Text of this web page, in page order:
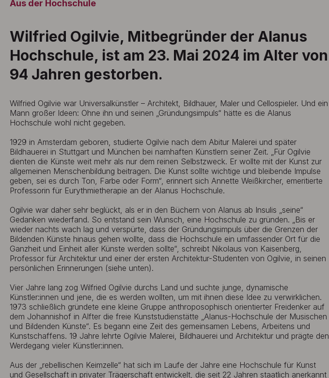
Aus der Hochschule
Wilfried Ogilvie, Mitbegründer der Alanus
Hochschule, ist am 23. Mai 2024 im Alter von
94 Jahren gestorben.
Wilfried Ogilvie war Universalkünstler – Architekt, Bildhauer, Maler und Cellospieler. Und ein
Mann großer Ideen: Ohne ihn und seinen „Gründungsimpuls“ hätte es die Alanus
Hochschule wohl nicht gegeben.
1929 in Amsterdam geboren, studierte Ogilvie nach dem Abitur Malerei und später
Bildhauerei in Stuttgart und München bei namhaften Künstlern seiner Zeit. „Für Ogilvie
dienten die Künste weit mehr als nur dem reinen Selbstzweck. Er wollte mit der Kunst zur
allgemeinen Menschenbildung beitragen. Die Kunst sollte wichtige und bleibende Impulse
geben, sei es durch Ton, Farbe oder Form“, erinnert sich Annette Weißkircher, emeritierte
Professorin für Eurythmietherapie an der Alanus Hochschule.
Ogilvie war daher sehr beglückt, als er in den Büchern von Alanus ab Insulis „seine“
Gedanken wiederfand. So entstand sein Wunsch, eine Hochschule zu gründen. „Bis er
wieder nachts wach lag und verspürte, dass der Gründungsimpuls über die Grenzen der
Bildenden Künste hinaus gehen wollte, dass die Hochschule ein umfassender Ort für die
Ganzheit und Einheit aller Künste werden sollte“, schreibt Nikolaus von Kaisenberg,
Professor für Architektur und einer der ersten Architektur-Studenten von Ogilvie, in seinen
persönlichen Erinnerungen (siehe unten).
Vier Jahre lang zog Wilfried Ogilvie durchs Land und suchte junge, dynamische
Künstler:innen und jene, die es werden wollten, um mit ihnen diese Idee zu verwirklichen.
1973 schließlich gründete eine kleine Gruppe anthroposophisch orientierter Freidenker auf
dem Johannishof in Alfter die freie Kunststudienstätte „Alanus-Hochschule der Musischen
und Bildenden Künste“. Es begann eine Zeit des gemeinsamen Lebens, Arbeitens und
Kunstschaffens. 19 Jahre lehrte Ogilvie Malerei, Bildhauerei und Architektur und prägte den
Werdegang vieler Künstler:innen.
Aus der „rebellischen Keimzelle“ hat sich im Laufe der Jahre eine Hochschule für Kunst
und Gesellschaft in privater Trägerschaft entwickelt, die seit 22 Jahren staatlich anerkannt